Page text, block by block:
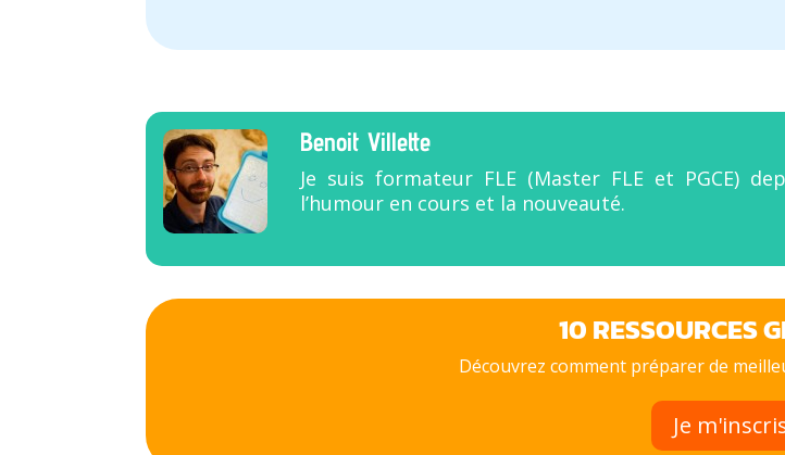
Benoit Villette
Je suis formateur FLE (Master FLE et PGCE)
l’humour en cours et la nouveauté.
10 RESSOURCES
Découvrez comment préparer de
Je